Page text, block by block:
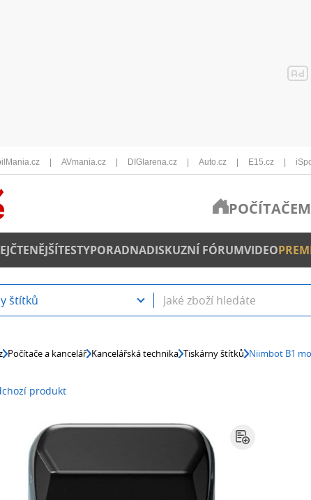
AVmania.cz DIGIarena.cz Auto.cz E15.cz
POČÍTAČE
TESTYPORADNADISKUZNÍ FÓRUMVIDEO
štítků
Počítače a kancelář Kancelářská technika Tiskárny štítků Niimbot B1
produkt